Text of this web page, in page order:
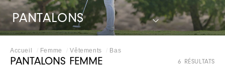
PANTALONS
Accueil Femme Vêtements Bas
PANTALONS FEMME 6 RÉSULTATS